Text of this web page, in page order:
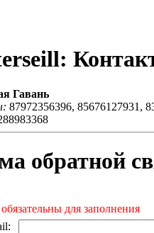
Гавань
87972356396, 85676127931,
обратной
для заполнения
: